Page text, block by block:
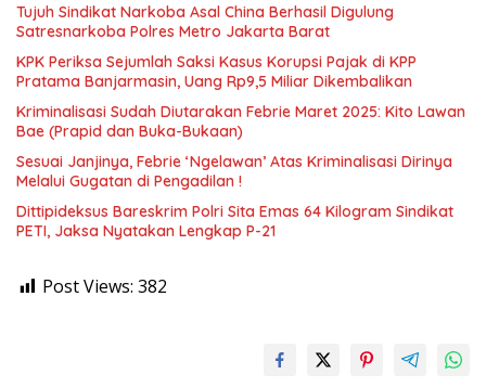
Tujuh Sindikat Narkoba Asal China Berhasil Digulung
Satresnarkoba Polres Metro Jakarta Barat
KPK Periksa Sejumlah Saksi Kasus Korupsi Pajak di KPP
Pratama Banjarmasin, Uang Rp9,5 Miliar Dikembalikan
Kriminalisasi Sudah Diutarakan Febrie Maret 2025: Kito Lawan
Bae (Prapid dan Buka-Bukaan)
Sesuai Janjinya, Febrie ‘Ngelawan’ Atas Kriminalisasi Dirinya
Melalui Gugatan di Pengadilan !
Dittipideksus Bareskrim Polri Sita Emas 64 Kilogram Sindikat
PETI, Jaksa Nyatakan Lengkap P-21
Post Views: 382